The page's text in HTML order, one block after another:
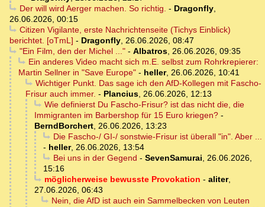
Der will wird Aerger machen. So richtig. - Dragonfly,
26.06.2026, 00:15
Citizen Vigilante, erste Nachrichtenseite (Tichys Einblick)
berichtet. [oTmL] - Dragonfly, 26.06.2026, 08:47
"Ein Film, den der Michel ..."- Albatros, 26.06.2026, 09:35
Ein anderes Video macht sich m.E. selbst zum Rohrkrepierer:
Martin Sellner in "Save Europe" - heller, 26.06.2026, 10:41
Wichtiger Punkt. Das sage ich den AfD-Kollegen mit Fascho-
Frisur auch immer. - Plancius, 26.06.2026, 12:13
Wie definierst Du Fascho-Frisur? ist das nicht die, die
Immigranten im Barbershop für 15 Euro kriegen? -
BerndBorchert, 26.06.2026, 13:23
Die Fascho-/ GI-/ sonstwie-Frisur ist überall "in". Aber ...
- heller, 26.06.2026, 13:54
Bei uns in der Gegend - SevenSamurai, 26.06.2026,
15:16
möglicherweise bewusste Provokation - aliter,
27.06.2026, 06:43
Nein, die AfD ist auch ein Sammelbecken von Leuten